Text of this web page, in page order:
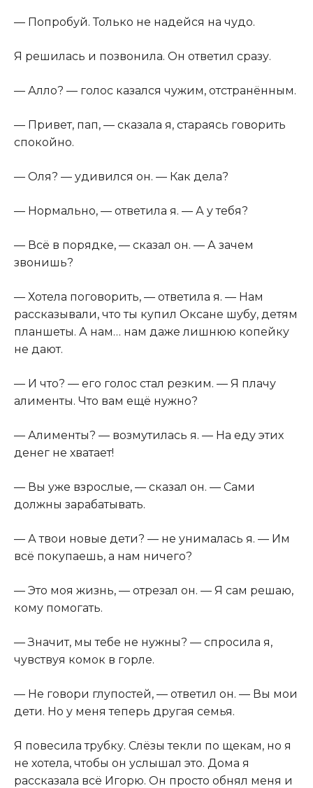
— Попробуй. Только не надейся на чудо.
Я решилась и позвонила. Он ответил сразу.
— Алло? — голос казался чужим, отстранённым.
— Привет, пап, — сказала я, стараясь говорить
спокойно.
— Оля? — удивился он. — Как дела?
— Нормально, — ответила я. — А у тебя?
— Всё в порядке, — сказал он. — А зачем
звонишь?
— Хотела поговорить, — ответила я. — Нам
рассказывали, что ты купил Оксане шубу, детям
планшеты. А нам… нам даже лишнюю копейку
не дают.
— И что? — его голос стал резким. — Я плачу
алименты. Что вам ещё нужно?
— Алименты? — возмутилась я. — На еду этих
денег не хватает!
— Вы уже взрослые, — сказал он. — Сами
должны зарабатывать.
— А твои новые дети? — не унималась я. — Им
всё покупаешь, а нам ничего?
— Это моя жизнь, — отрезал он. — Я сам решаю,
кому помогать.
— Значит, мы тебе не нужны? — спросила я,
чувствуя комок в горле.
— Не говори глупостей, — ответил он. — Вы мои
дети. Но у меня теперь другая семья.
Я повесила трубку. Слёзы текли по щекам, но я
не хотела, чтобы он услышал это. Дома я
рассказала всё Игорю. Он просто обнял меня и